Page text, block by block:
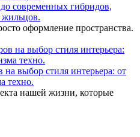
современных гибридов,
оформление пространства.
выбор стиля интерьера: от
техно.
нашей жизни, которые